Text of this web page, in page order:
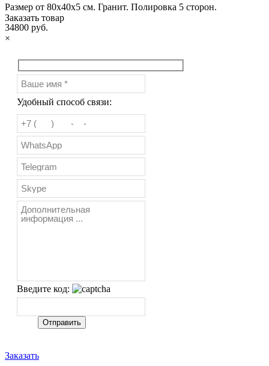
Размер от 80х40х5 см. Гранит. Полировка 5 сторон.
34800 руб.
Заказать товар
×
Удобный способ связи:
Введите код:
Заказать